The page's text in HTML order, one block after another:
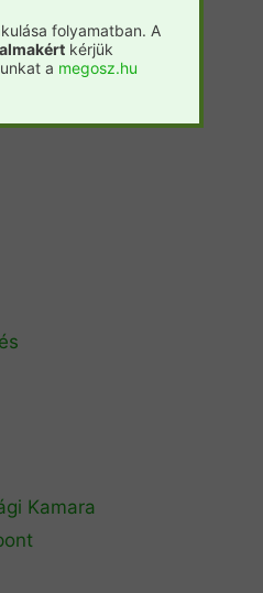
Kamara
folyamatban. A
kérjük
a megosz.hu